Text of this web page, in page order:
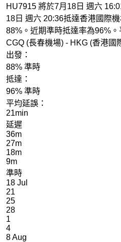
HU7915 將於7月18日 週六
18日 週六 20:36抵達香港國際
88%。近期準時抵達率為96%。
CGQ (長春機場) - HKG (香港國
出發：
88% 準時
抵達：
96% 準時
平均延誤：
21min
延遲
36m
27m
18m
9m
準時
18 Jul
21
25
28
1
4
8 Aug